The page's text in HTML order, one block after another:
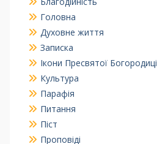
Головна
Духовне життя
Записка
Ікони Пресвятої Богородиці
Культура
Парафія
Питання
Піст
Проповіді